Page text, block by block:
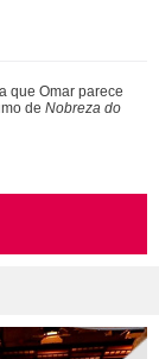
famosos que já se
que Omar parece
de Nobreza do